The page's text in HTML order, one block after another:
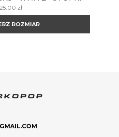
25.00 zł
ROZMIAR